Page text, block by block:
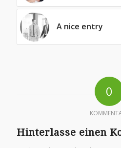
A nice entry
0
Hinterlasse einen